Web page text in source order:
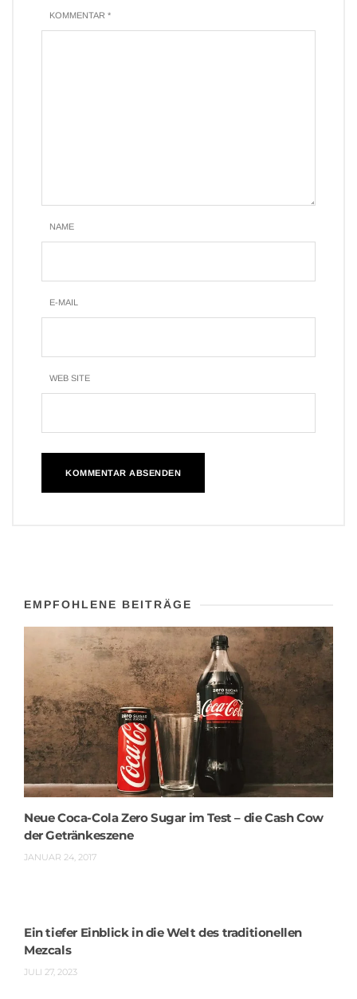
KOMMENTAR *
NAME
E-MAIL
WEB SITE
EMPFOHLENE BEITRÄGE
Neue Coca-Cola Zero Sugar im Test – die Cash Cow
der Getränkeszene
JANUAR 24, 2017
Ein tiefer Einblick in die Welt des traditionellen
Mezcals
JULI 27, 2023